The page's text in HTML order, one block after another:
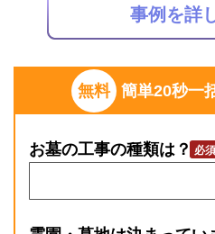
無料 簡単20秒一
お墓の工事の種類は？
事例を詳